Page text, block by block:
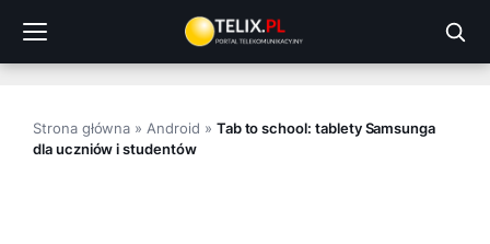
treści
Strona główna » Android » Tab to school: tablety Samsunga
dla uczniów i studentów